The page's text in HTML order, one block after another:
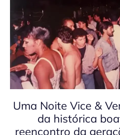
Uma Noite Vice &
da histórica
reencontro da